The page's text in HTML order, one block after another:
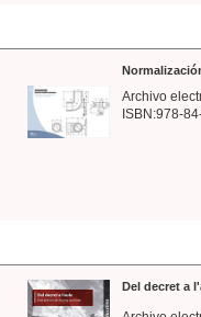
Archivo
ISBN:978-
Del decret a